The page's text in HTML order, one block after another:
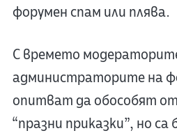
форумен спам или плява.
С времето
администраторите на
опитват да обособят
“празни приказки”, но